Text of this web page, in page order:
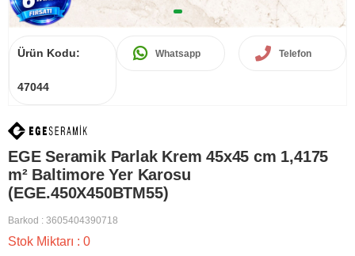
Ürün Kodu:
47044
Whatsapp Telefon
EGE Seramik Parlak Krem 45x45 cm 1,4175
m² Baltimore Yer Karosu
(EGE.450X450BTM55)
Barkod : 3605404390718
Stok Miktarı : 0